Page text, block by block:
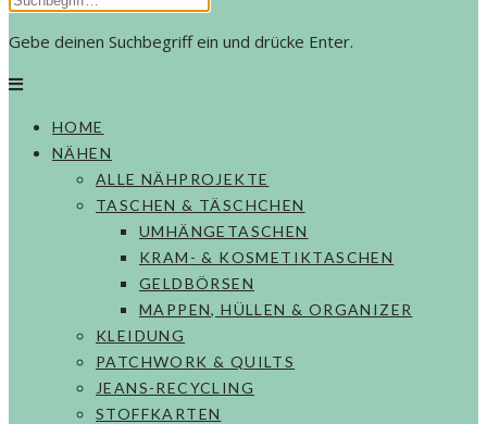
Gebe deinen Suchbegriff ein und drücke Enter.
HOME
NÄHEN
ALLE NÄHPROJEKTE
TASCHEN & TÄSCHCHEN
UMHÄNGETASCHEN
KRAM- & KOSMETIKTASCHEN
GELDBÖRSEN
MAPPEN, HÜLLEN & ORGANIZER
KLEIDUNG
PATCHWORK & QUILTS
JEANS-RECYCLING
STOFFKARTEN